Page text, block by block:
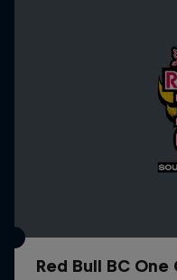
Red Bull BC